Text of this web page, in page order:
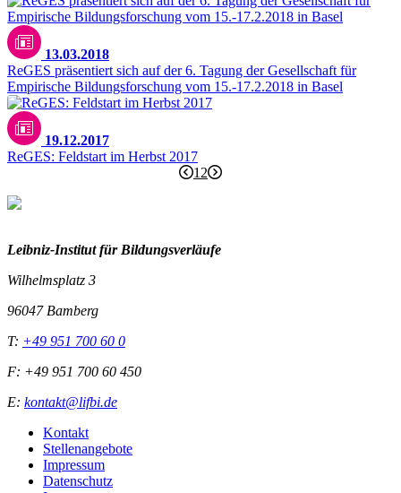
13.03.2018
ReGES präsentiert sich auf der 6. Tagung der Gesellschaft für
Empirische Bildungsforschung vom 15.-17.2.2018 in Basel
19.12.2017
ReGES: Feldstart im Herbst 2017
12
Leibniz-Institut für Bildungsverläufe
Wilhelmsplatz 3
96047 Bamberg
T: +49 951 700 60 0
F: +49 951 700 60 450
E: kontakt@lifbi.de
Kontakt
Stellenangebote
Impressum
Datenschutz